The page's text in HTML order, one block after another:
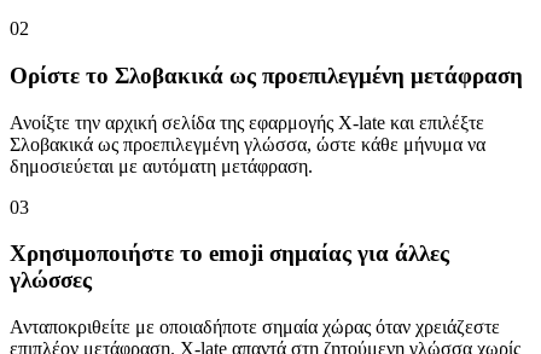
02
Ορίστε το Σλοβακικά ως προεπιλεγμένη μετάφραση
Ανοίξτε την αρχική σελίδα της εφαρμογής X-late και επιλέξτε
Σλοβακικά ως προεπιλεγμένη γλώσσα, ώστε κάθε μήνυμα να
δημοσιεύεται με αυτόματη μετάφραση.
03
Χρησιμοποιήστε το emoji σημαίας για άλλες
γλώσσες
Ανταποκριθείτε με οποιαδήποτε σημαία χώρας όταν χρειάζεστε
επιπλέον μετάφραση. X-late απαντά στη ζητούμενη γλώσσα χωρίς